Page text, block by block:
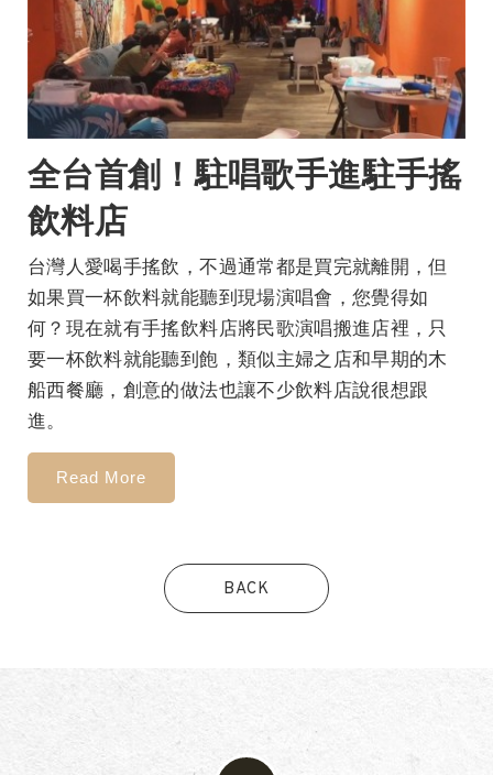
全台首創！駐唱歌手進駐手搖
飲料店
台灣人愛喝手搖飲，不過通常都是買完就離開，但
如果買一杯飲料就能聽到現場演唱會，您覺得如
何？現在就有手搖飲料店將民歌演唱搬進店裡，只
要一杯飲料就能聽到飽，類似主婦之店和早期的木
船西餐廳，創意的做法也讓不少飲料店說很想跟
進。
Read More
BACK